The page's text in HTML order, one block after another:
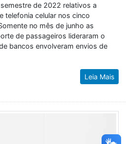
de 2022 relativos a
telefonia celular nos cinco
no mês de junho as
de passageiros lideraram o
bancos envolveram envios de
Leia Mais